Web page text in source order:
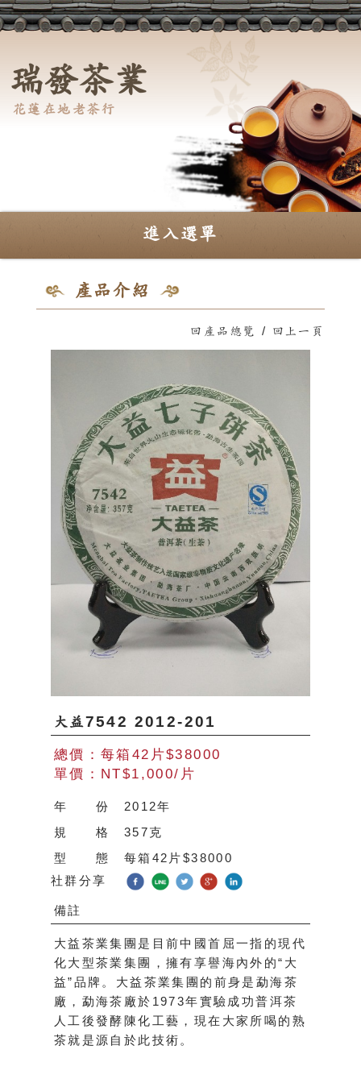
瑞發茶業
花蓮在地老茶行
進入選單
產品介紹
回產品總覽 / 回上一頁
大益7542 2012-201
總價：每箱42片$38000
單價：NT$1,000/片
年 份 2012年
規 格 357克
型 態 每箱42片$38000
社群分享
備註
大益茶業集團是目前中國首屈一指的現代
化大型茶業集團，擁有享譽海內外的“大
益”品牌。大益茶業集團的前身是勐海茶
廠，勐海茶廠於1973年實驗成功普洱茶
人工後發酵陳化工藝，現在大家所喝的熟
茶就是源自於此技術。